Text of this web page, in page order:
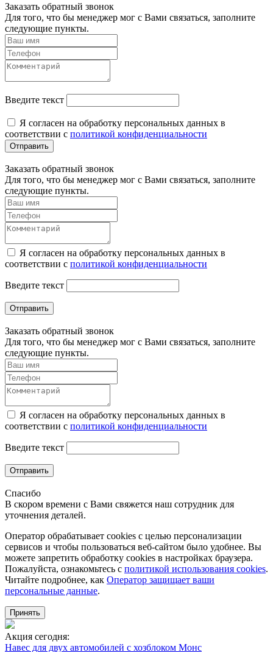
Заказать обратный звонок
Для того, что бы менеджер мог с Вами связаться, заполните
следующие пункты.
Введите текст
Я согласен на обработку персональных данных в
соответствии с политикой конфиденциальности
Отправить
Заказать обратный звонок
Для того, что бы менеджер мог с Вами связаться, заполните
следующие пункты.
Я согласен на обработку персональных данных в
соответствии с политикой конфиденциальности
Введите текст
Отправить
Заказать обратный звонок
Для того, что бы менеджер мог с Вами связаться, заполните
следующие пункты.
Я согласен на обработку персональных данных в
соответствии с политикой конфиденциальности
Введите текст
Отправить
Спасибо
В скором времени с Вами свяжется наш сотрудник для
уточнения деталей.
Оператор обрабатывает cookies с целью персонализации
сервисов и чтобы пользоваться веб-сайтом было удобнее. Вы
можете запретить обработку сookies в настройках браузера.
Пожалуйста, ознакомьтесь с политикой использования cookies.
Читайте подробнее, как Оператор защищает ваши
персональные данные.
Принять
Акция сегодня:
Навес для двух автомобилей с хозблоком Монс